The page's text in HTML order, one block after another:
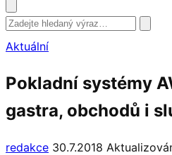
Vyhledat
Aktuální
Pokladní systémy
gastra, obchodů i
redakce 30.7.2018